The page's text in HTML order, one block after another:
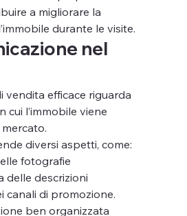
a migliorare la
durante le visite.
nel
vendita efficace riguarda
cui l’immobile viene
diversi aspetti, come:
fotografie
delle descrizioni
canali di promozione.
ben organizzata